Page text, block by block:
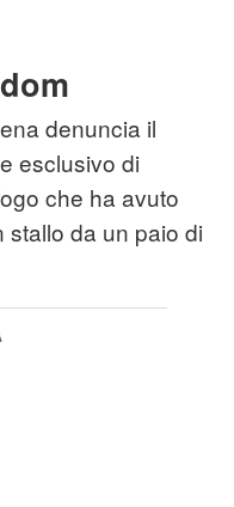
denuncia il
esclusivo di
che ha avuto
da un paio di